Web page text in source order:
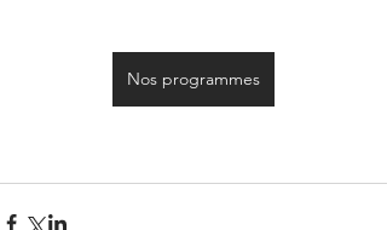
Nos programmes